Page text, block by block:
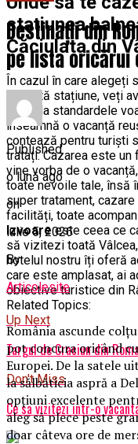
stațiunea
Căciulata din
În cazul în care alegeți
această stațiune, veți
ridice la standardele
înseamnă o vacanță
contează pentru turiști
tratați. Cazarea este
vine vorba de o
toate nevoile tale, însă
super tratament,
facilități, toate
Izvoareeste ceea ce
să vizitezi toată
hotelul nostru îți oferă
care este amplasat, ai
obiective turistice din
Related Topics:
Up Next
Targul de Craciun din
Don't Miss
Ce sa vizitezi intr-o
Destinații din
pe lista oricărui
Published
o lună ago
on
iulie 5, 2026
By
Articolesite
România ascunde
pot concura oricând
Europei. De la satele
la sălbăticia aspră a
opțiuni excelente
aleg să plece peste
doar câteva ore de